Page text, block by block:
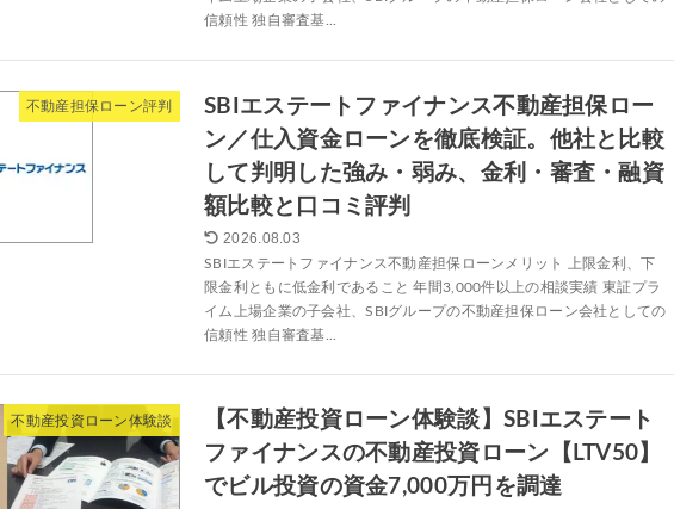
信頼性 独自審査基...
不動産担保ローン評判
SBIエステートファイナンス不動産担保ロー
ン／仕入資金ローンを徹底検証。他社と比較
して判明した強み・弱み、金利・審査・融資
額比較と口コミ評判
2026.08.03
SBIエステートファイナンス不動産担保ローンメリット 上限金利、下
限金利ともに低金利であること 年間3,000件以上の相談実績 東証プラ
イム上場企業の子会社、SBIグループの不動産担保ローン会社としての
信頼性 独自審査基...
不動産投資ローン体験談
【不動産投資ローン体験談】SBIエステート
ファイナンスの不動産投資ローン【LTV50】
でビル投資の資金7,000万円を調達